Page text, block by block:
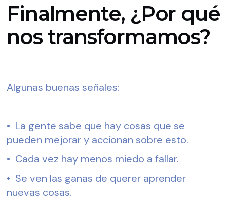
Finalmente, ¿Por qué
nos transformamos?
Algunas buenas señales:
•  La gente sabe que hay cosas que se
pueden mejorar y accionan sobre esto.
•  Cada vez hay menos miedo a fallar.
•  Se ven las ganas de querer aprender
nuevas cosas.